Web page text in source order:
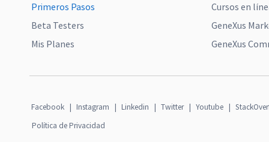
Primeros Pasos
Beta Testers
Mis Planes
Cursos en
GeneXus
GeneXus
Facebook | Instagram | Linkedin | Twitter | Youtube |
Política de Privacidad